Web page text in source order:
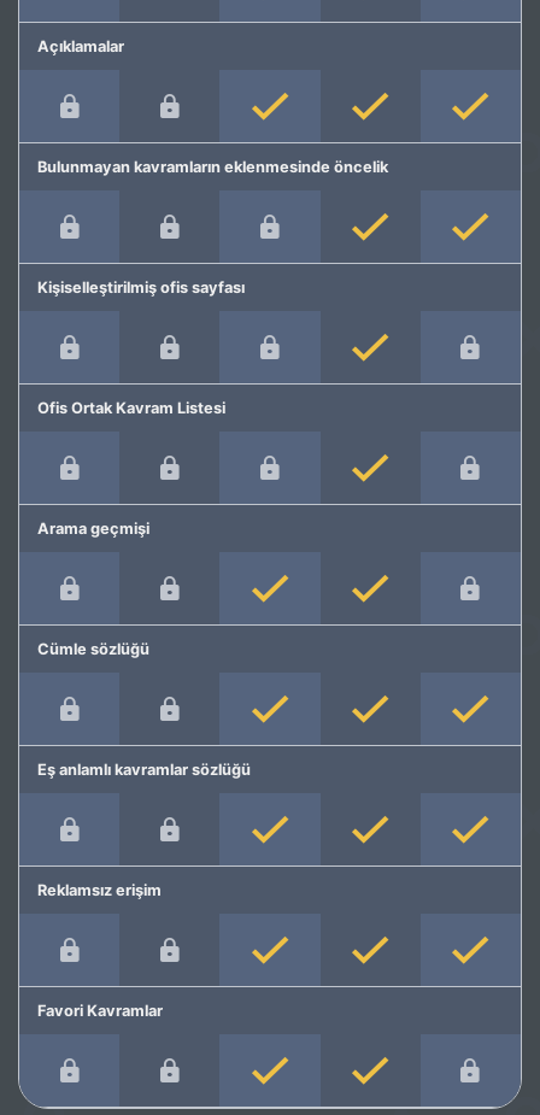
Açıklamalar
Bulunmayan kavramların eklenmesinde öncelik
Kişiselleştirilmiş ofis sayfası
Ofis Ortak Kavram Listesi
Arama geçmişi
Cümle sözlüğü
Eş anlamlı kavramlar sözlüğü
Reklamsız erişim
Favori Kavramlar